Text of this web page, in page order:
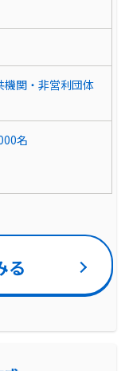
機関・非営利団体
名
る